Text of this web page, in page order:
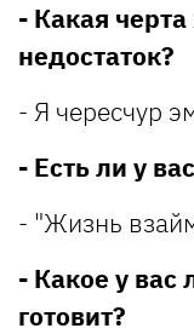
- Какая
недостаток?
- Я чересчур
- Есть ли у
- "Жизнь
- Какое у вас
готовит?